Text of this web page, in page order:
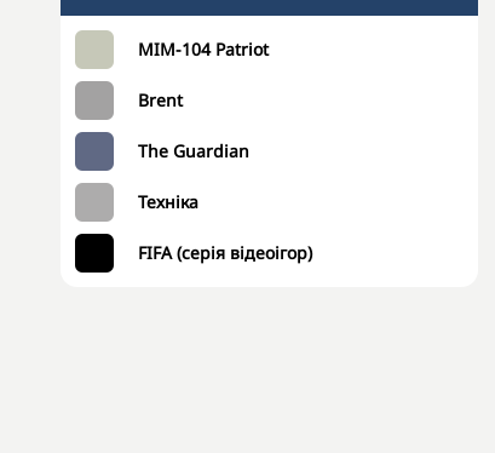
MIM-104 Patriot
Brent
The Guardian
Техніка
FIFA (серія відеоігор)